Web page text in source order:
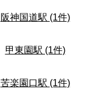
阪神国道駅 (1件)
甲東園駅 (1件)
苦楽園口駅 (1件)